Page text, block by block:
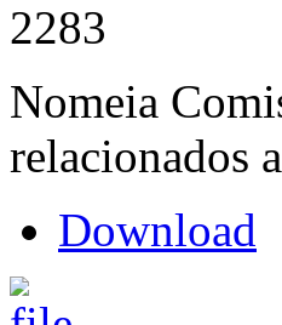
2283
Nomeia
relacionados
Download